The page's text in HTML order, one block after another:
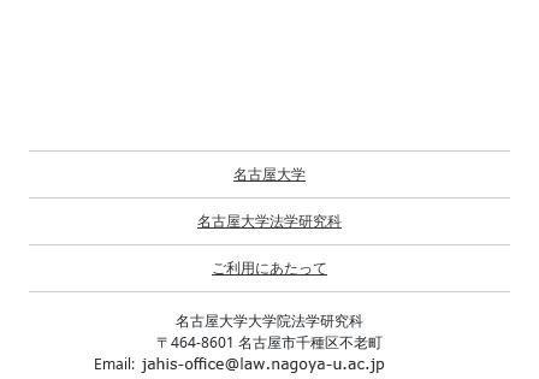
名古屋大学
名古屋大学法学研究科
ご利用にあたって
名古屋大学大学院法学研究科
〒464-8601 名古屋市千種区不老町
Email: